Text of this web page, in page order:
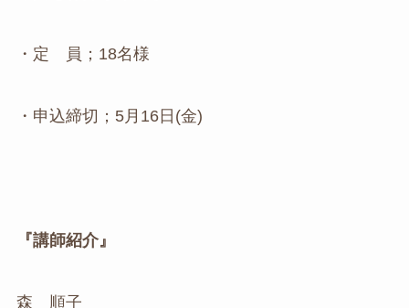
・定 員；18名様
・申込締切；5月16日(金)
『講師紹介』
森 順子